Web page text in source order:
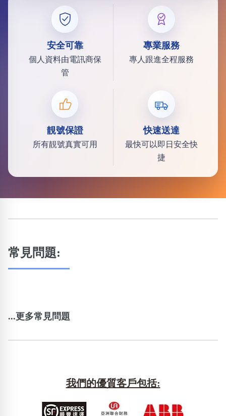
安全可靠
個人資料由電訊商保
管
專業服務
專人跟進全程服務
靚號保證
所有靚號真實可用
快速送達
最快可以即日安全快
捷
常見問題:
...更多常見問題
我們的優質客戶包括: